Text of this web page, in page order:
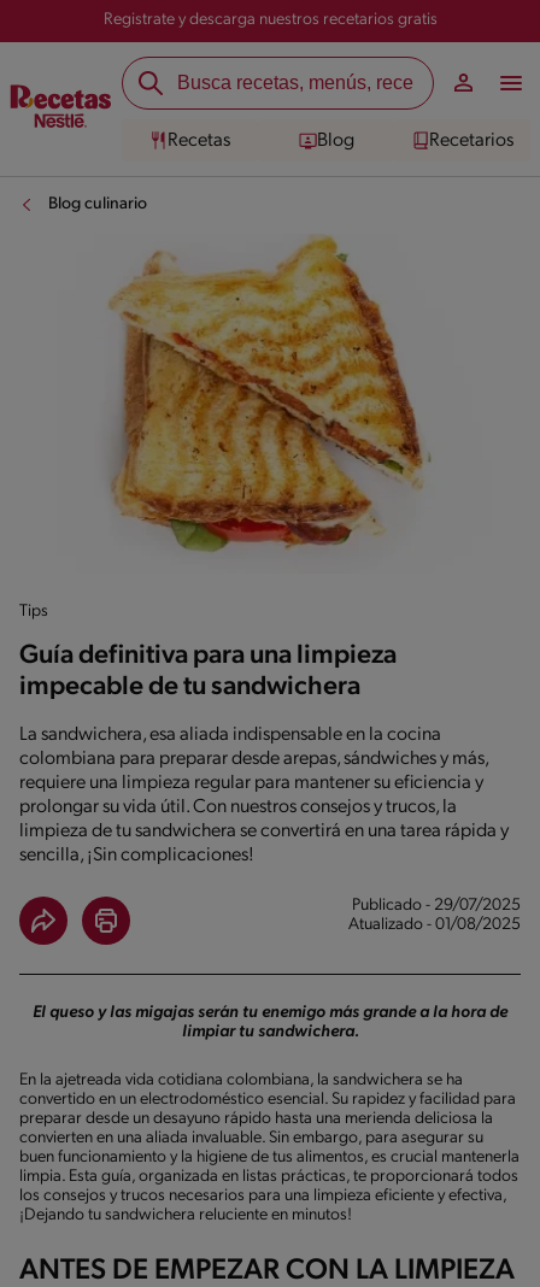
Registrate y descarga nuestros recetarios gratis
Recetas Blog Recetarios
Blog culinario
Tips
Guía definitiva para una limpieza
impecable de tu sandwichera
La sandwichera, esa aliada indispensable en la cocina
colombiana para preparar desde arepas, sándwiches y más,
requiere una limpieza regular para mantener su eficiencia y
prolongar su vida útil. Con nuestros consejos y trucos, la
limpieza de tu sandwichera se convertirá en una tarea rápida y
sencilla, ¡Sin complicaciones!
Publicado - 29/07/2025
Atualizado - 01/08/2025
El queso y las migajas serán tu enemigo más grande a la hora de
limpiar tu sandwichera.
En la ajetreada vida cotidiana colombiana, la sandwichera se ha
convertido en un electrodoméstico esencial. Su rapidez y facilidad para
preparar desde un desayuno rápido hasta una merienda deliciosa la
convierten en una aliada invaluable. Sin embargo, para asegurar su
buen funcionamiento y la higiene de tus alimentos, es crucial mantenerla
limpia. Esta guía, organizada en listas prácticas, te proporcionará todos
los consejos y trucos necesarios para una limpieza eficiente y efectiva,
¡Dejando tu sandwichera reluciente en minutos!
ANTES DE EMPEZAR CON LA LIMPIEZA